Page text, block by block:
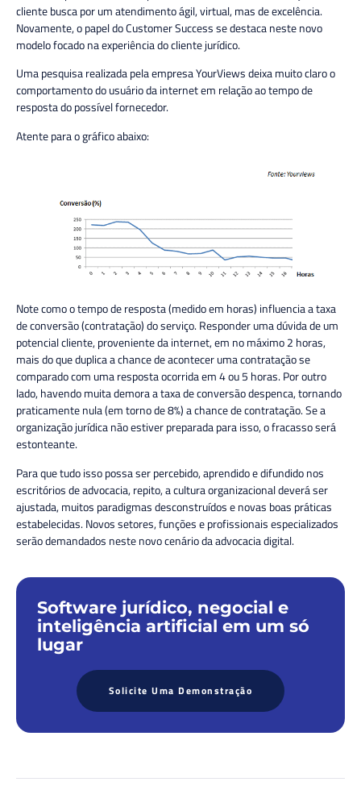
cliente busca por um atendimento ágil, virtual, mas de excelência.
Novamente, o papel do Customer Success se destaca neste novo
modelo focado na experiência do cliente jurídico.
Uma pesquisa realizada pela empresa YourViews deixa muito claro o
comportamento do usuário da internet em relação ao tempo de
resposta do possível fornecedor.
Atente para o gráfico abaixo:
Note como o tempo de resposta (medido em horas) influencia a taxa
de conversão (contratação) do serviço. Responder uma dúvida de um
potencial cliente, proveniente da internet, em no máximo 2 horas,
mais do que duplica a chance de acontecer uma contratação se
comparado com uma resposta ocorrida em 4 ou 5 horas. Por outro
lado, havendo muita demora a taxa de conversão despenca, tornando
praticamente nula (em torno de 8%) a chance de contratação. Se a
organização jurídica não estiver preparada para isso, o fracasso será
estonteante.
Para que tudo isso possa ser percebido, aprendido e difundido nos
escritórios de advocacia, repito, a cultura organizacional deverá ser
ajustada, muitos paradigmas desconstruídos e novas boas práticas
estabelecidas. Novos setores, funções e profissionais especializados
serão demandados neste novo cenário da advocacia digital.
Software jurídico, negocial e
inteligência artificial em um só
lugar
Solicite Uma Demonstração